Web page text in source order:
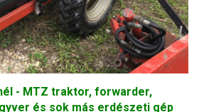
- MTZ traktor, forwarder,
és sok más erdészeti gép